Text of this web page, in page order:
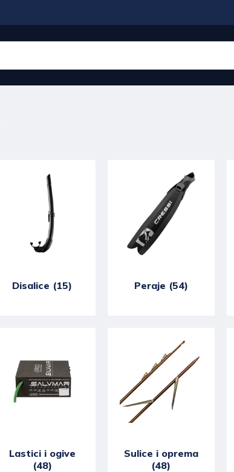
Disalice (15) Peraje (54)
Lastici i ogive
(48)
Sulice i oprema
(48)